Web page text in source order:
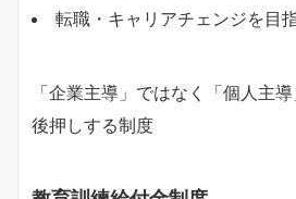
転職・キャリアチェンジを目
「企業主導」ではなく「個人主
後押しする制度